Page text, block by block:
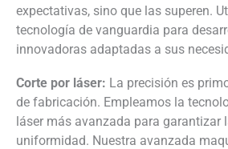
expectativas, sino que las superen.
tecnología de vanguardia para
innovadoras adaptadas a sus
Corte por láser: La precisión es
de fabricación. Empleamos la
láser más avanzada para garantizar
uniformidad. Nuestra avanzada